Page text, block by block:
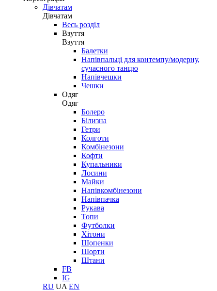
Дівчатам
Дівчатам
Весь розділ
Взуття
Взуття
Балетки
Напівпальці для контемпу/модерну,
сучасного танцю
Напівчешки
Чешки
Одяг
Одяг
Болеро
Білизна
Гетри
Колготи
Комбінезони
Кофти
Купальники
Лосини
Майки
Напівкомбінезони
Напівпачка
Рукава
Топи
Футболки
Хітони
Шопенки
Шорти
Штани
FB
IG
RU UA EN